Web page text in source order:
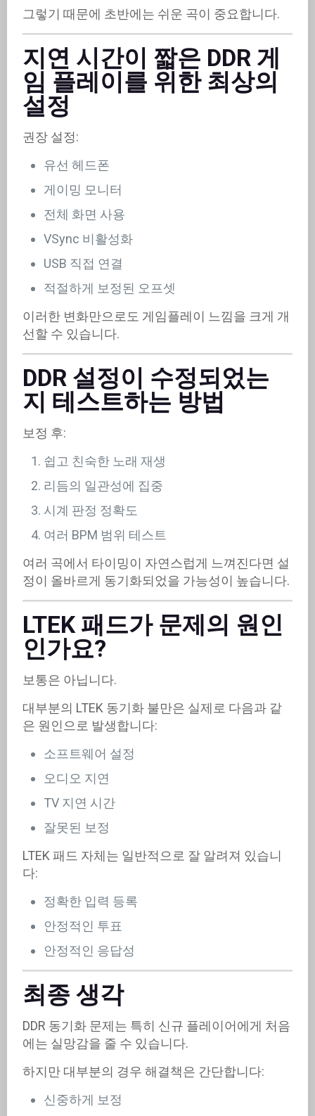
그렇기 때문에 초반에는 쉬운 곡이 중요합니다.
지연 시간이 짧은 DDR 게
임 플레이를 위한 최상의
설정
권장 설정:
유선 헤드폰
게이밍 모니터
전체 화면 사용
VSync 비활성화
USB 직접 연결
적절하게 보정된 오프셋
이러한 변화만으로도 게임플레이 느낌을 크게 개
선할 수 있습니다.
DDR 설정이 수정되었는
지 테스트하는 방법
보정 후:
쉽고 친숙한 노래 재생
리듬의 일관성에 집중
시계 판정 정확도
여러 BPM 범위 테스트
여러 곡에서 타이밍이 자연스럽게 느껴진다면 설
정이 올바르게 동기화되었을 가능성이 높습니다.
LTEK 패드가 문제의 원인
인가요?
보통은 아닙니다.
대부분의 LTEK 동기화 불만은 실제로 다음과 같
은 원인으로 발생합니다:
소프트웨어 설정
오디오 지연
TV 지연 시간
잘못된 보정
LTEK 패드 자체는 일반적으로 잘 알려져 있습니
다:
정확한 입력 등록
안정적인 투표
안정적인 응답성
최종 생각
DDR 동기화 문제는 특히 신규 플레이어에게 처음
에는 실망감을 줄 수 있습니다.
하지만 대부분의 경우 해결책은 간단합니다:
신중하게 보정